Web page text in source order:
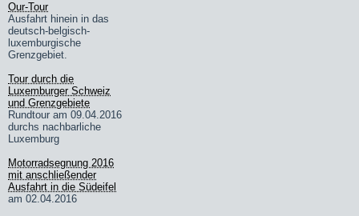
Our-Tour
Ausfahrt hinein in das
deutsch-belgisch-
luxemburgische
Grenzgebiet.
Tour durch die
Luxemburger Schweiz
und Grenzgebiete
Rundtour am 09.04.2016
durchs nachbarliche
Luxemburg
Motorradsegnung 2016
mit anschließender
Ausfahrt in die Südeifel
am 02.04.2016